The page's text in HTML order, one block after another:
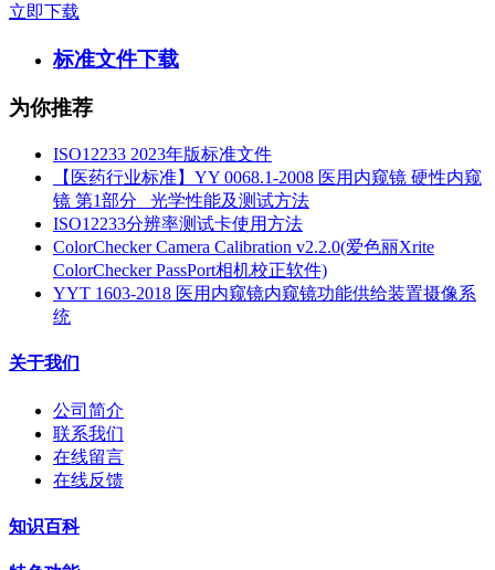
立即下载
标准文件下载
为你推荐
ISO12233 2023年版标准文件
【医药行业标准】YY 0068.1-2008 医用内窥镜 硬性内窥
镜 第1部分_ 光学性能及测试方法
ISO12233分辨率测试卡使用方法
ColorChecker Camera Calibration v2.2.0(爱色丽Xrite
ColorChecker PassPort相机校正软件)
YYT 1603-2018 医用内窥镜内窥镜功能供给装置摄像系
统
关于我们
公司简介
联系我们
在线留言
在线反馈
知识百科